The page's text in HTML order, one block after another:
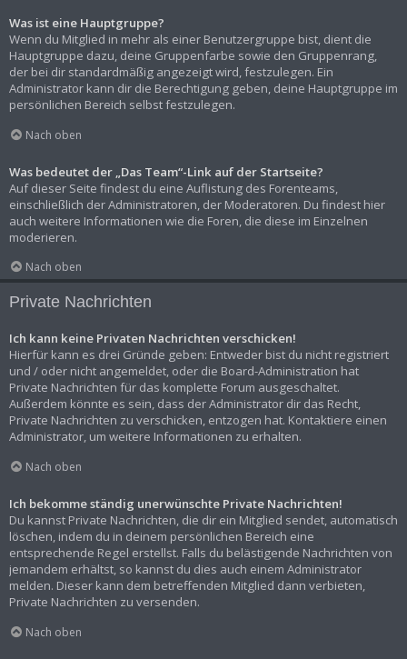
Was ist eine Hauptgruppe?
Wenn du Mitglied in mehr als einer Benutzergruppe bist, dient die
Hauptgruppe dazu, deine Gruppenfarbe sowie den Gruppenrang,
der bei dir standardmäßig angezeigt wird, festzulegen. Ein
Administrator kann dir die Berechtigung geben, deine Hauptgruppe im
persönlichen Bereich selbst festzulegen.
Nach oben
Was bedeutet der „Das Team“-Link auf der Startseite?
Auf dieser Seite findest du eine Auflistung des Forenteams,
einschließlich der Administratoren, der Moderatoren. Du findest hier
auch weitere Informationen wie die Foren, die diese im Einzelnen
moderieren.
Nach oben
Private Nachrichten
Ich kann keine Privaten Nachrichten verschicken!
Hierfür kann es drei Gründe geben: Entweder bist du nicht registriert
und / oder nicht angemeldet, oder die Board-Administration hat
Private Nachrichten für das komplette Forum ausgeschaltet.
Außerdem könnte es sein, dass der Administrator dir das Recht,
Private Nachrichten zu verschicken, entzogen hat. Kontaktiere einen
Administrator, um weitere Informationen zu erhalten.
Nach oben
Ich bekomme ständig unerwünschte Private Nachrichten!
Du kannst Private Nachrichten, die dir ein Mitglied sendet, automatisch
löschen, indem du in deinem persönlichen Bereich eine
entsprechende Regel erstellst. Falls du belästigende Nachrichten von
jemandem erhältst, so kannst du dies auch einem Administrator
melden. Dieser kann dem betreffenden Mitglied dann verbieten,
Private Nachrichten zu versenden.
Nach oben